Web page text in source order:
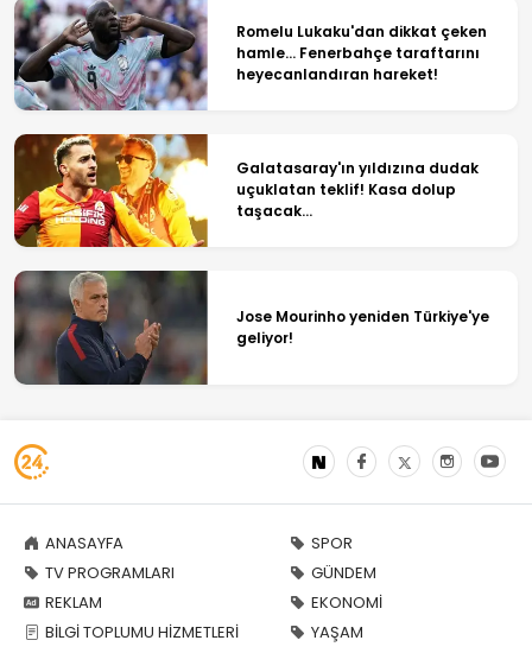
Romelu Lukaku'dan dikkat çeken
hamle... Fenerbahçe taraftarını
heyecanlandıran hareket!
Galatasaray'ın yıldızına dudak
uçuklatan teklif! Kasa dolup
taşacak...
Jose Mourinho yeniden Türkiye'ye
geliyor!
ANASAYFA
TV PROGRAMLARI
REKLAM
BİLGİ TOPLUMU HİZMETLERİ
SPOR
GÜNDEM
EKONOMİ
YAŞAM